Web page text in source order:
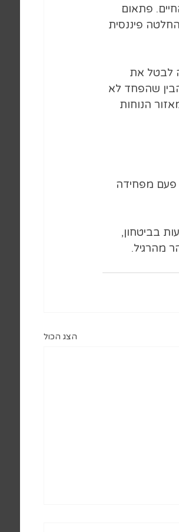
פתאום
פיננסית
לבטל את
שהפחד לא
הנוחות
פעם מפחידה
בביטחון,
מהרגיל.
הצג הכול